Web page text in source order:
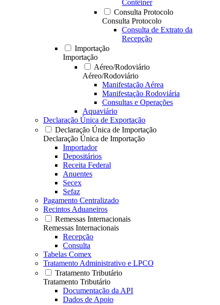
Contêiner
Consulta Protocolo
Consulta Protocolo
Consulta de Extrato da
Recepção
Importação
Importação
Aéreo/Rodoviário
Aéreo/Rodoviário
Manifestação Aérea
Manifestação Rodoviária
Consultas e Operações
Aquaviário
Declaração Única de Exportação
Declaração Única de Importação
Declaração Única de Importação
Importador
Depositários
Receita Federal
Anuentes
Secex
Sefaz
Pagamento Centralizado
Recintos Aduaneiros
Remessas Internacionais
Remessas Internacionais
Recepção
Consulta
Tabelas Comex
Tratamento Administrativo e LPCO
Tratamento Tributário
Tratamento Tributário
Documentação da API
Dados de Apoio